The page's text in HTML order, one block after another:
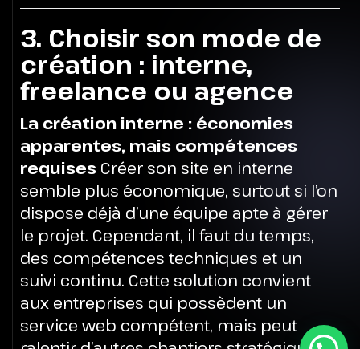
3. Choisir son mode de
création : interne,
freelance ou agence
La création interne : économies
apparentes, mais compétences
requises Créer son site en interne
semble plus économique, surtout si l’on
dispose déjà d’une équipe apte à gérer
le projet. Cependant, il faut du temps,
des compétences techniques et un
suivi continu. Cette solution convient
aux entreprises qui possèdent un
service web compétent, mais peut